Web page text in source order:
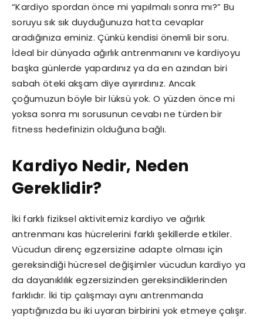
“Kardiyo spordan önce mi yapılmalı sonra mı?” Bu
soruyu sık sık duyduğunuza hatta cevaplar
aradığınıza eminiz. Çünkü kendisi önemli bir soru.
İdeal bir dünyada ağırlık antrenmanını ve kardiyoyu
başka günlerde yapardınız ya da en azından biri
sabah öteki akşam diye ayırırdınız. Ancak
çoğumuzun böyle bir lüksü yok. O yüzden önce mi
yoksa sonra mı sorusunun cevabı ne türden bir
fitness hedefinizin olduğuna bağlı.
Kardiyo Nedir, Neden
Gereklidir?
İki farklı fiziksel aktivitemiz kardiyo ve ağırlık
antrenmanı kas hücrelerini farklı şekillerde etkiler.
Vücudun direnç egzersizine adapte olması için
gereksindiği hücresel değişimler vücudun kardiyo ya
da dayanıklılık egzersizinden gereksindiklerinden
farklıdır. İki tip çalışmayı aynı antrenmanda
yaptığınızda bu iki uyaran birbirini yok etmeye çalışır.